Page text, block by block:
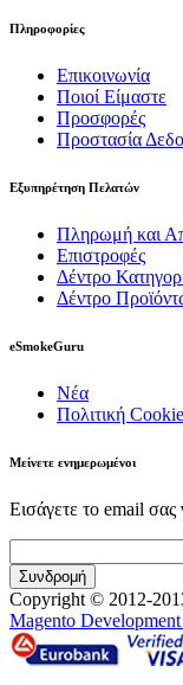
Πληροφορίες
Επικοινωνία
Ποιοί Είμαστε
Προσφορές
Προστασία
Εξυπηρέτηση Πελατών
Πληρωμή και
Επιστροφές
Δέντρο
Δέντρο
eSmokeGuru
Νέα
Πολιτική
Μείνετε ενημερωμένοι
Εισάγετε το email σας
Συνδρομή
Copyright © 2012-
Magento